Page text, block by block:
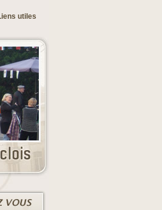
utiles